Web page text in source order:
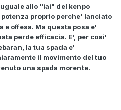
allo "iai" del kenpo
proprio perche' lanciato
e offesa. Ma questa posa e'
perde efficacia. E', per cosi'
la tua spada e'
il movimento del tuo
una spada morente.